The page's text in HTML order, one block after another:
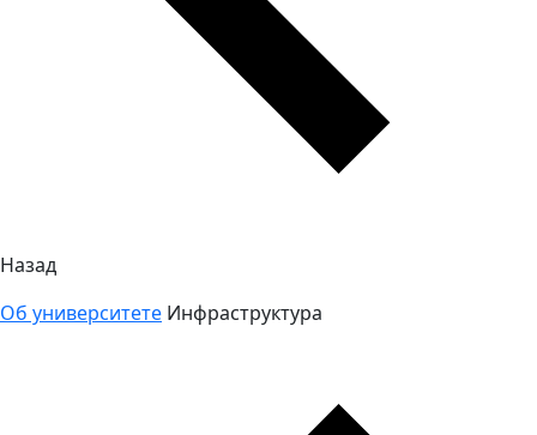
Назад
Об университете Инфраструктура